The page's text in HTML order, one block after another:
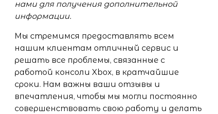
нами для получения дополнительной
информации.
Мы стремимся предоставлять всем
нашим клиентам отличный сервис и
решать все проблемы, связанные с
работой консоли Xbox, в кратчайшие
сроки. Нам важны ваши отзывы и
впечатления, чтобы мы могли постоянно
совершенствовать свою работу и делать